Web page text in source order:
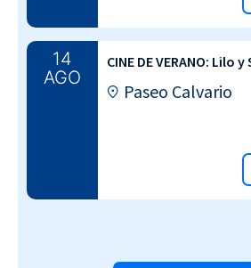
14
AGO
CINE DE VERANO: Lilo
Paseo Calvario